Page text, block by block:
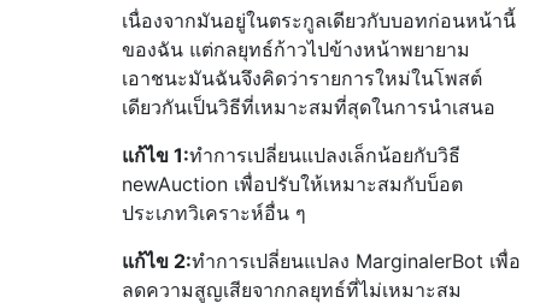
rival . nextBid iBid <
return
iBid
}
}
catch (Throwable t )
{
//do nothing.
}
return 0;
}
เนื่องจากมันอยู่ในตระกูลเดียวกับบอทก่อนหน้านี้
ของฉัน แต่กลยุทธ์ก้าวไปข้างหน้าพยายาม
เอาชนะมันฉันจึงคิดว่ารายการใหม่ในโพสต์
เดียวกันเป็นวิธีที่เหมาะสมที่สุดในการนำเสนอ
แก้ไข 1:ทำการเปลี่ยนแปลงเล็กน้อยกับวิธี
newAuction เพื่อปรับให้เหมาะสมกับบ็อต
ประเภทวิเคราะห์อื่น ๆ
แก้ไข 2:ทำการเปลี่ยนแปลง MarginalerBot เพื่อ
ลดความสูญเสียจากกลยุทธ์ที่ไม่เหมาะสม